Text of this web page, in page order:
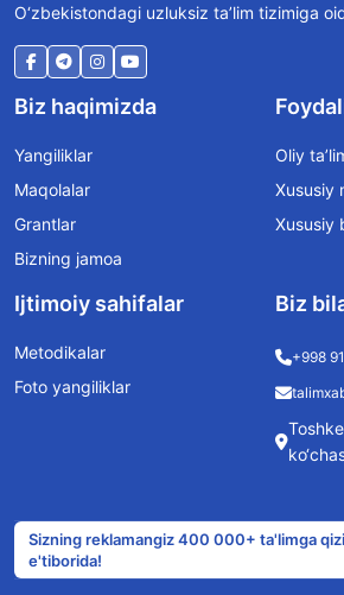
O‘zbekistondagi uzluksiz ta’lim tizimiga
Biz haqimizda
Yangiliklar
Maqolalar
Grantlar
Bizning jamoa
Oliy
Xususiy
Xususiy
Ijtimoiy sahifalar
Metodikalar
Foto yangiliklar
Biz
+998
Sizning reklamangiz 400 000+ ta'limga
e'tiborida!